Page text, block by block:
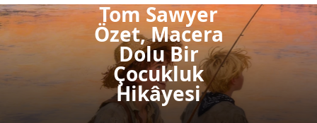
Tom Sawyer
Özet, Macera
Dolu Bir
Çocukluk
Hikâyesi